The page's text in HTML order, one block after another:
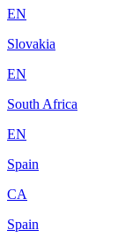
EN
Slovakia
EN
South Africa
EN
Spain
CA
Spain